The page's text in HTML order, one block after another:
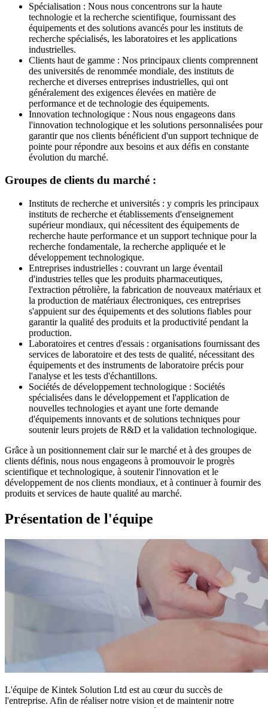
Spécialisation : Nous nous concentrons sur la haute
technologie et la recherche scientifique, fournissant des
équipements et des solutions avancés pour les instituts de
recherche spécialisés, les laboratoires et les applications
industrielles.
Clients haut de gamme : Nos principaux clients comprennent
des universités de renommée mondiale, des instituts de
recherche et diverses entreprises industrielles, qui ont
généralement des exigences élevées en matière de
performance et de technologie des équipements.
Innovation technologique : Nous nous engageons dans
l'innovation technologique et les solutions personnalisées pour
garantir que nos clients bénéficient d'un support technique de
pointe pour répondre aux besoins et aux défis en constante
évolution du marché.
Groupes de clients du marché :
Instituts de recherche et universités : y compris les principaux
instituts de recherche et établissements d'enseignement
supérieur mondiaux, qui nécessitent des équipements de
recherche haute performance et un support technique pour la
recherche fondamentale, la recherche appliquée et le
développement technologique.
Entreprises industrielles : couvrant un large éventail
d'industries telles que les produits pharmaceutiques,
l'extraction pétrolière, la fabrication de nouveaux matériaux et
la production de matériaux électroniques, ces entreprises
s'appuient sur des équipements et des solutions fiables pour
garantir la qualité des produits et la productivité pendant la
production.
Laboratoires et centres d'essais : organisations fournissant des
services de laboratoire et des tests de qualité, nécessitant des
équipements et des instruments de laboratoire précis pour
l'analyse et les tests d'échantillons.
Sociétés de développement technologique : Sociétés
spécialisées dans le développement et l'application de
nouvelles technologies et ayant une forte demande
d'équipements innovants et de solutions techniques pour
soutenir leurs projets de R&D et la validation technologique.
Grâce à un positionnement clair sur le marché et à des groupes de
clients définis, nous nous engageons à promouvoir le progrès
scientifique et technologique, à soutenir l'innovation et le
développement de nos clients mondiaux, et à continuer à fournir des
produits et services de haute qualité au marché.
Présentation de l'équipe
L'équipe de Kintek Solution Ltd est au cœur du succès de
l'entreprise. Afin de réaliser notre vision et de maintenir notre